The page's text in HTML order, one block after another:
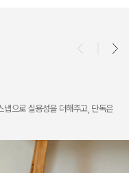
냅으로 실용성을 더해주고, 단독은